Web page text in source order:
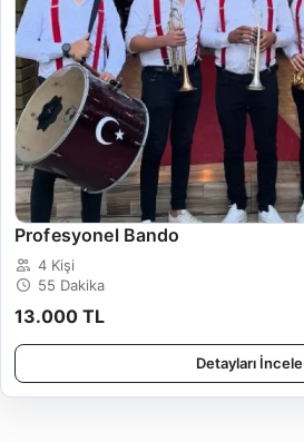
Profesyonel Bando
4 Kişi
55 Dakika
13.000 TL
Detayları İncele